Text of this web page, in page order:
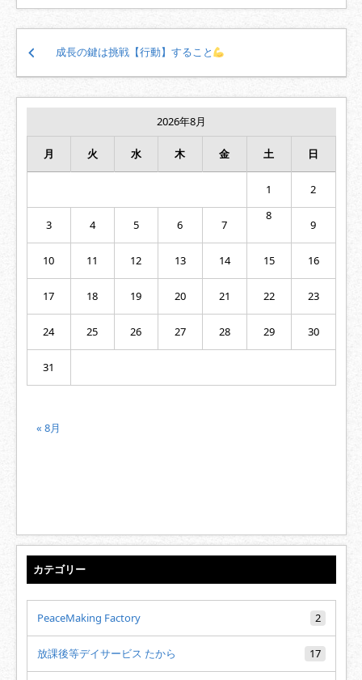
ナ
ゲ
成長の鍵は挑戦【行動】すること
2026年8月
月 火 水 木 金 土 日
1 2
3 4 5 6 7
8
9
10 11 12 13 14 15 16
17 18 19 20 21 22 23
24 25 26 27 28 29 30
31
« 8月
カテゴリー
PeaceMaking Factory 2
放課後等デイサービス たから 17